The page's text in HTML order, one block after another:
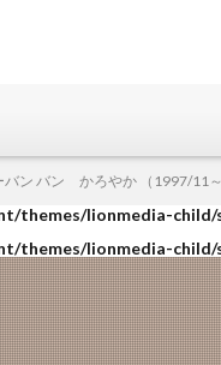
themes/lionmedia-child/
themes/lionmedia-
themes/lionmedia-
バン バン かろやか （1997/11